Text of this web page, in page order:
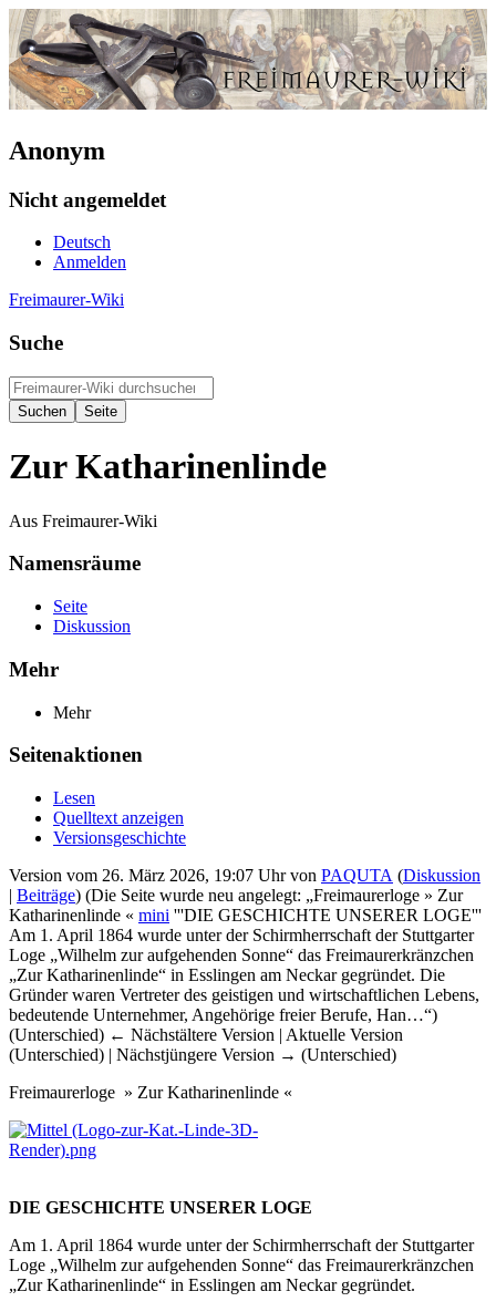
Anonym
Nicht angemeldet
Deutsch
Anmelden
Freimaurer-Wiki
Suche
Zur Katharinenlinde
Aus Freimaurer-Wiki
Namensräume
Seite
Diskussion
Mehr
Mehr
Seitenaktionen
Lesen
Quelltext anzeigen
Versionsgeschichte
Version vom 26. März 2026, 19:07 Uhr von PAQUTA (Diskussion
| Beiträge) (Die Seite wurde neu angelegt: „Freimaurerloge » Zur
Katharinenlinde « mini '''DIE GESCHICHTE UNSERER LOGE'''
Am 1. April 1864 wurde unter der Schirmherrschaft der Stuttgarter
Loge „Wilhelm zur aufgehenden Sonne“ das Freimaurerkränzchen
„Zur Katharinenlinde“ in Esslingen am Neckar gegründet. Die
Gründer waren Vertreter des geistigen und wirtschaftlichen Lebens,
bedeutende Unternehmer, Angehörige freier Berufe, Han…“)
(Unterschied) ← Nächstältere Version | Aktuelle Version
(Unterschied) | Nächstjüngere Version → (Unterschied)
Freimaurerloge » Zur Katharinenlinde «
DIE GESCHICHTE UNSERER LOGE
Am 1. April 1864 wurde unter der Schirmherrschaft der Stuttgarter
Loge „Wilhelm zur aufgehenden Sonne“ das Freimaurerkränzchen
„Zur Katharinenlinde“ in Esslingen am Neckar gegründet.